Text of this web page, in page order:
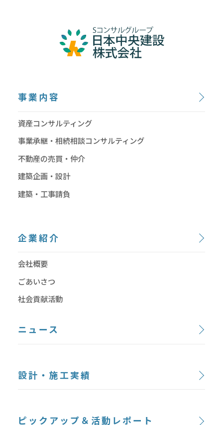
事業内容
資産コンサルティング
事業承継・相続相談コンサルティング
不動産の売買・仲介
建築企画・設計
建築・工事請負
企業紹介
会社概要
ごあいさつ
社会貢献活動
ニュース
設計・施工実績
ピックアップ＆活動レポート